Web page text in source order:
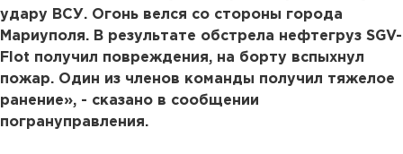
удару ВСУ. Огонь велся со стороны города
Мариуполя. В результате обстрела нефтегруз SGV-
Flot получил повреждения, на борту вспыхнул
пожар. Один из членов команды получил тяжелое
ранение», - сказано в сообщении
погрануправления.